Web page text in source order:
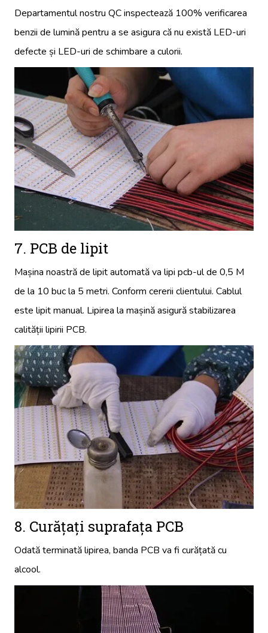
Departamentul nostru QC inspectează 100% verificarea
benzii de lumină pentru a se asigura că nu există LED-uri
defecte și LED-uri de schimbare a culorii.
7. PCB de lipit
Mașina noastră de lipit automată va lipi pcb-ul de 0,5 M
de la 10 buc la 5 metri. Conform cererii clientului. Cablul
este lipit manual. Lipirea la mașină asigură stabilizarea
calității lipirii PCB.
8. Curățați suprafața PCB
Odată terminată lipirea, banda PCB va fi curățată cu
alcool.